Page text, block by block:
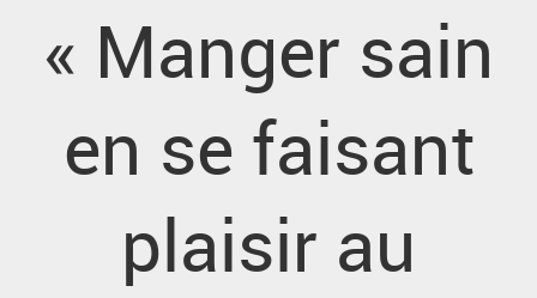
« Manger sain
en se faisant
plaisir au